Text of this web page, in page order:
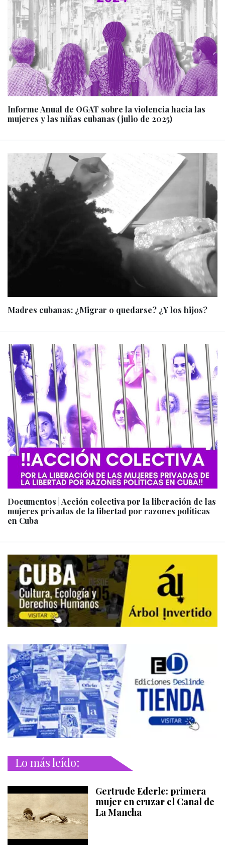
Informe Anual de OGAT sobre la violencia hacia las
mujeres y las niñas cubanas (julio de 2025)
Madres cubanas: ¿Migrar o quedarse? ¿Y los hijos?
Documentos | Acción colectiva por la liberación de las
mujeres privadas de la libertad por razones políticas
en Cuba
Lo más leído:
Gertrude Ederle: primera
mujer en cruzar el Canal de
La Mancha